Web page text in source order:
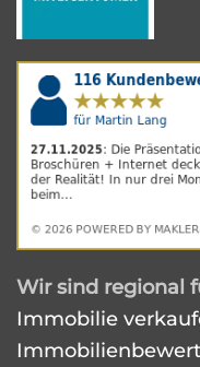
Wir sind regional
Immobilie